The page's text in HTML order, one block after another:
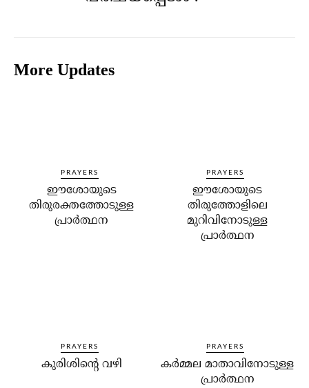
More Updates
PRAYERS
ഈശോയുടെ
തിരുരക്തത്തോടുള്ള
പ്രാര്‍ത്ഥന
PRAYERS
ഈശോയുടെ
തിരുത്തോളിലെ
മുറിവിനോടുള്ള
പ്രാർത്ഥന
PRAYERS
കുരിശിന്റെ വഴി
PRAYERS
കര്‍മ്മല മാതാവിനോടുള്ള
പ്രാര്‍ത്ഥന